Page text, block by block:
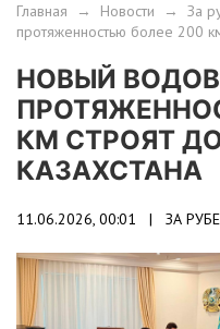
Главная → Новости → За
протяженностью более 200
НОВЫЙ
КМ СТРОЯТ
КАЗАХСТАНА
11.06.2026, 00:01 | ЗА